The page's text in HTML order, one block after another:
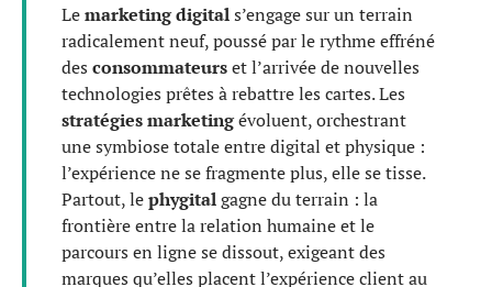
Lemarketing digitals’engage sur un terrain
radicalement neuf, poussé par le rythme effréné
des consommateurset l’arrivée de nouvelles
technologies prêtes à rebattre les cartes. Les
stratégies marketingévoluent, orchestrant
une symbiose totale entre digital et physique :
l’expérience ne se fragmente plus, elle se tisse.
Partout, lephygitalgagne du terrain : la
frontière entre la relation humaine et le
parcours en ligne se dissout, exigeant des
marques qu’elles placent l’expérience client au